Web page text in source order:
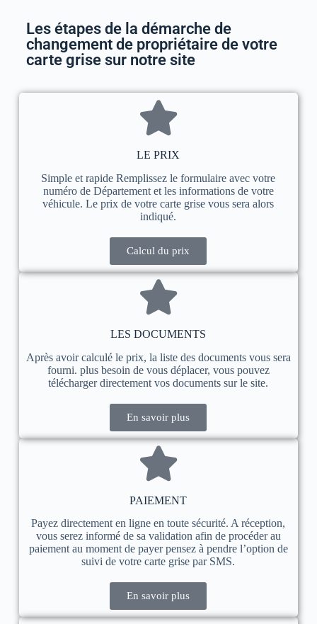
Les étapes de la démarche de
changement de propriétaire de votre
carte grise sur notre site
LE PRIX
Simple et rapide Remplissez le formulaire avec votre
numéro de Département et les informations de votre
véhicule. Le prix de votre carte grise vous sera alors
indiqué.
Calcul du prix
LES DOCUMENTS
Après avoir calculé le prix, la liste des documents vous sera
fourni. plus besoin de vous déplacer, vous pouvez
télécharger directement vos documents sur le site.
En savoir plus
PAIEMENT
Payez directement en ligne en toute sécurité. A réception,
vous serez informé de sa validation afin de procéder au
paiement au moment de payer pensez à pendre l’option de
suivi de votre carte grise par SMS.
En savoir plus